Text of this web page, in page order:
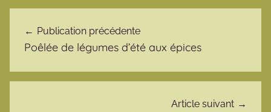
Publication précédente
Poêlée de légumes d’été aux épices
Article suivant